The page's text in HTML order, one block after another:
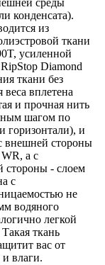
среды
конденсата).
из
ткани
усиленной
Diamond
ткани без
веса вплетена
и прочная нить
шагом по
горизонтали), и
внешней стороны
а с
стороны - слоем
с
не
водяного
легкой
ткань
вас от
и влаги.